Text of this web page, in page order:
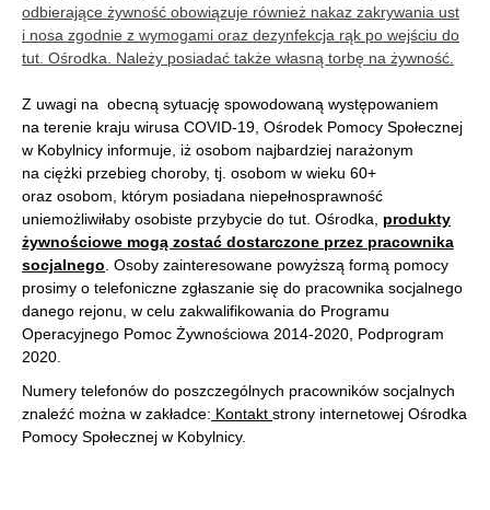
odbierające żywność obowiązuje również nakaz zakrywania ust
i nosa zgodnie z wymogami oraz dezynfekcja rąk po wejściu do
tut. Ośrodka. Należy posiadać także własną torbę na żywność.
Z uwagi na obecną sytuację spowodowaną występowaniem
na terenie kraju wirusa COVID-19, Ośrodek Pomocy Społecznej
w Kobylnicy informuje, iż osobom najbardziej narażonym
na ciężki przebieg choroby, tj. osobom w wieku 60+
oraz osobom, którym posiadana niepełnosprawność
uniemożliwiłaby osobiste przybycie do tut. Ośrodka, produkty
żywnościowe mogą zostać dostarczone przez pracownika
socjalnego. Osoby zainteresowane powyższą formą pomocy
prosimy o telefoniczne zgłaszanie się do pracownika socjalnego
danego rejonu, w celu zakwalifikowania do Programu
Operacyjnego Pomoc Żywnościowa 2014-2020, Podprogram
2020.
Numery telefonów do poszczególnych pracowników socjalnych
znaleźć można w zakładce: Kontakt strony internetowej Ośrodka
Pomocy Społecznej w Kobylnicy.